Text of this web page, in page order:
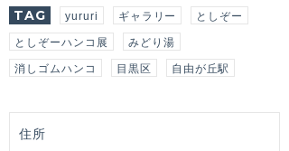
TAG
yururi ギャラリー
としぞー
としぞーハンコ展
みどり湯
消しゴムハンコ
目黒区 自由が丘駅
住所